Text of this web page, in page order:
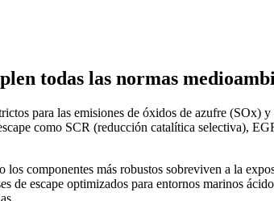
todas las normas
para las emisiones de óxidos de azufre (SOx)
como SCR (reducción catalítica selectiva),
componentes más robustos sobreviven a la
de escape optimizados para entornos marinos